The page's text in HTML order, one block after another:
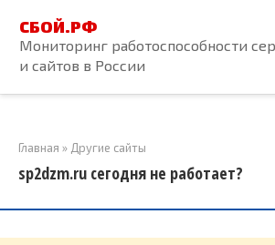
контенту
СБОЙ.РФ
Мониторинг работоспособности
и сайтов в России
Главная » Другие сайты
sp2dzm.ru сегодня не работает?